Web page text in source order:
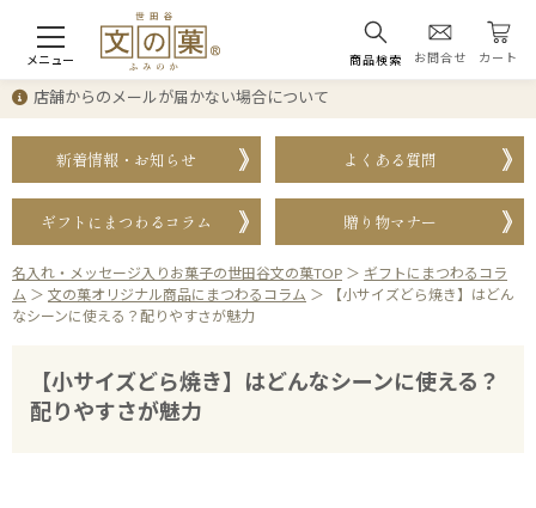
メニュー 商品検索 お問合せ カート
店舗からのメールが届かない場合について
新着情報・お知らせ よくある質問
ギフトにまつわるコラム 贈り物マナー
名入れ・メッセージ入りお菓子の世田谷文の菓TOP ＞ ギフトにまつわるコラ
ム ＞ 文の菓オリジナル商品にまつわるコラム ＞
【小サイズどら焼き】はどん
なシーンに使える？配りやすさが魅力
【小サイズどら焼き】はどんなシーンに使える？
配りやすさが魅力